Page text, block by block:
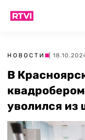
НОВОСТИ |
В
уволился из